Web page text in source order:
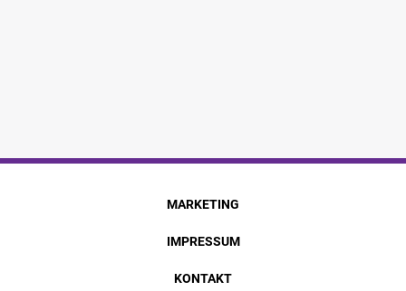
MARKETING
IMPRESSUM
KONTAKT